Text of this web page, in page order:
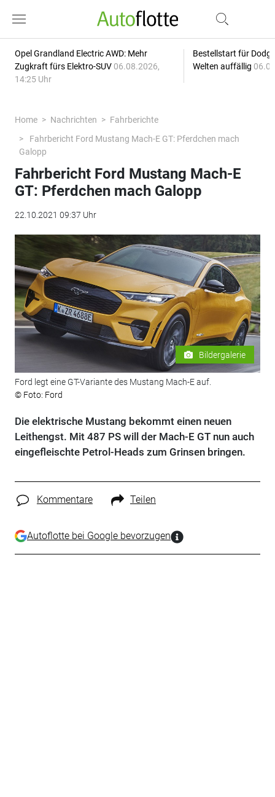
Opel Grandland Electric AWD: Mehr
Zugkraft fürs Elektro-SUV 06.08.2026,
14:25 Uhr
Bestellstart für
Welten auffällig
Home Nachrichten
Fahrberichte
Fahrbericht Ford Mustang Mach-E GT: Pferdchen mach
Galopp
Fahrbericht Ford Mustang Mach-E
GT: Pferdchen mach Galopp
22.10.2021 09:37 Uhr
Bildergalerie
Ford legt eine GT-Variante des Mustang Mach-E auf.
© Foto: Ford
Die elektrische Mustang bekommt einen neuen
Leithengst. Mit 487 PS will der Mach-E GT nun auch
eingefleischte Petrol-Heads zum Grinsen bringen.
Kommentare Teilen
Autoflotte bei Google bevorzugen